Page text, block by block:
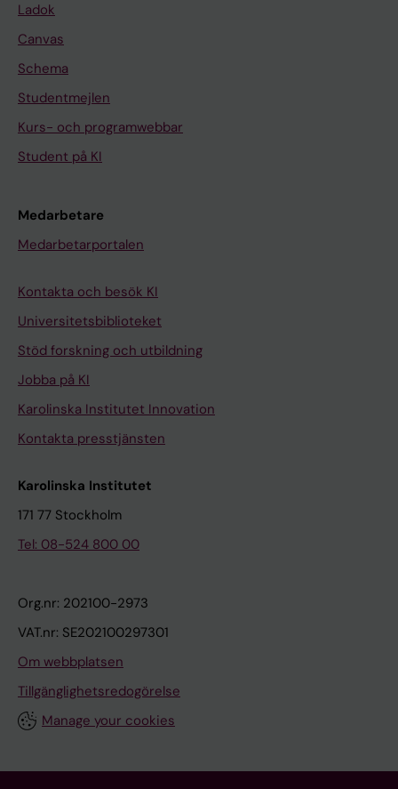
Ladok
Canvas
Schema
Studentmejlen
Kurs- och programwebbar
Student på KI
Medarbetare
Medarbetarportalen
Kontakta och besök KI
Universitetsbiblioteket
Stöd forskning och utbildning
Jobba på KI
Karolinska Institutet Innovation
Kontakta presstjänsten
Karolinska Institutet
171 77 Stockholm
Tel: 08-524 800 00
Org.nr: 202100-2973
VAT.nr: SE202100297301
Om webbplatsen
Tillgänglighetsredogörelse
Manage your cookies